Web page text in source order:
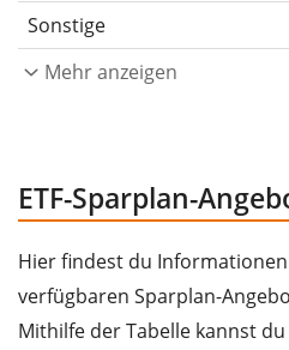
Sonstige
Mehr anzeigen
ETF-Sparplan-
Hier findest du
verfügbaren Sparplan-
Mithilfe der Tabelle kannst